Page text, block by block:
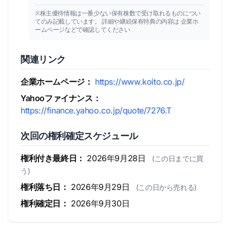
※株主優待情報は一番少ない保有株数で受け取れるものについ
てのみ記載しています。 詳細や継続保有特典の内容は 企業ホ
ームページなどで確認してください
関連リンク
企業ホームページ： https://www.koito.co.jp/
Yahooファイナンス：
https://finance.yahoo.co.jp/quote/7276.T
次回の権利確定スケジュール
権利付き最終日： 2026年9月28日
(この日までに買
う)
権利落ち日： 2026年9月29日 (この日から売れる)
権利確定日： 2026年9月30日